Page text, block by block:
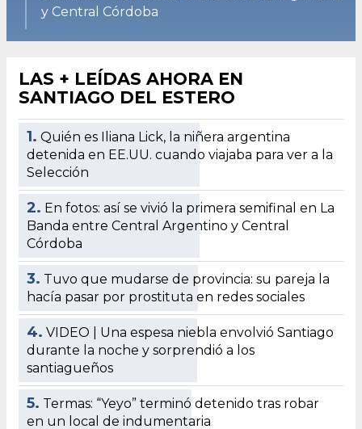
y Central Córdoba
LAS + LEÍDAS AHORA EN
SANTIAGO DEL ESTERO
1. Quién es Iliana Lick, la niñera argentina
detenida en EE.UU. cuando viajaba para ver a la
Selección
2. En fotos: así se vivió la primera semifinal en La
Banda entre Central Argentino y Central
Córdoba
3. Tuvo que mudarse de provincia: su pareja la
hacía pasar por prostituta en redes sociales
4. VIDEO | Una espesa niebla envolvió Santiago
durante la noche y sorprendió a los
santiagueños
5. Termas: “Yeyo” terminó detenido tras robar
en un local de indumentaria